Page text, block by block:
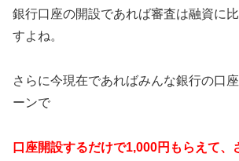
銀行口座の開設であれば審査は融資に
すよね。
さらに今現在であればみんな銀行の口
ーンで
口座開設するだけで1,000円もらえて、